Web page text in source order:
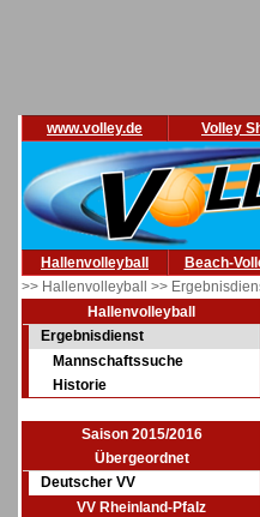
www.volley.de Volley
Hallenvolleyball Beach-
>> Hallenvolleyball >>
Hallenvolleyball
Ergebnisdienst
Mannschaftssuche
Historie
Saison 2015/2016
Übergeordnet
Deutscher VV
VV Rheinland-Pfalz